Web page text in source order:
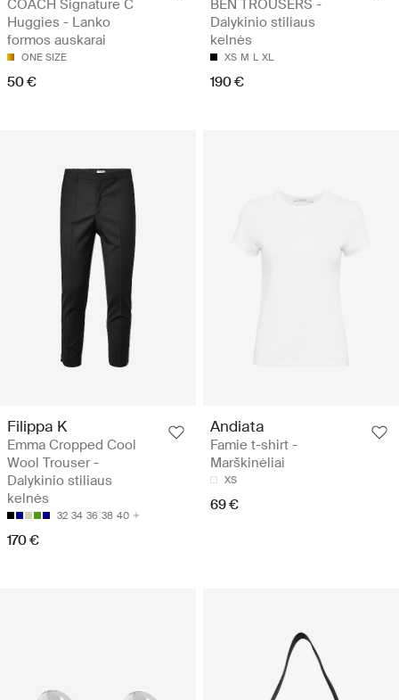
COACH Signature C
Huggies - Lanko
formos auskarai
ONE SIZE
50 €
BEN TROUSERS -
Dalykinio stiliaus
kelnės
XS M L XL
190 €
Filippa K
Emma Cropped Cool
Wool Trouser -
Dalykinio stiliaus
kelnės
32 34 36 38 40
170 €
Andiata
Famie t-shirt -
Marškinėliai
XS
69 €